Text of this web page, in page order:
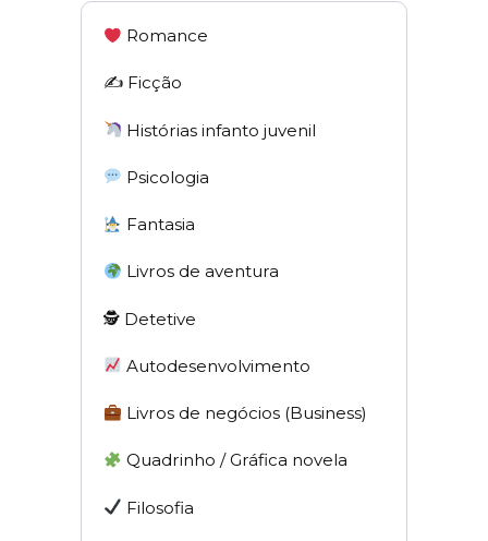
Romance
✍️ Ficção
Histórias infanto juvenil
Psicologia
Fantasia
Livros de aventura
🕵 Detetive
Autodesenvolvimento
Livros de negócios (Business)
Quadrinho / Gráfica novela
Filosofia